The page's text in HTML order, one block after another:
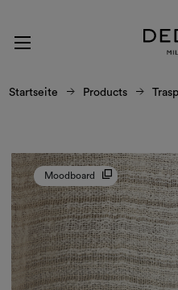
Startseite Products
Moodboard